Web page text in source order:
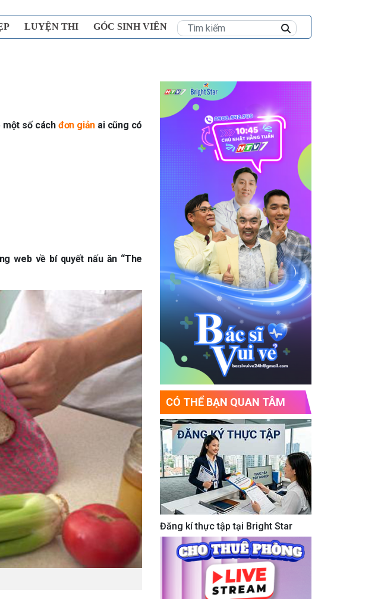
LUYỆN THI GÓC SINH VIÊN
một số cách đơn giảnai cũng có
web về bí quyết nấu ăn “The
CÓ THỂ BẠN QUAN TÂM
Đăng kí thực tập tại Bright Star